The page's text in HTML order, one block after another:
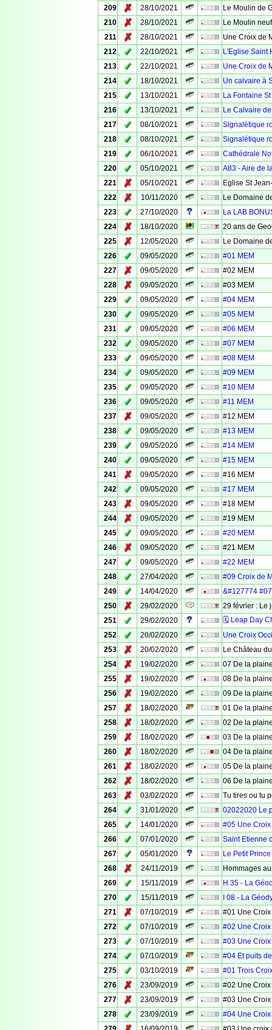
209
✗ 28/10/2021
Le Moulin de
210
✗ 28/10/2021
Le Moulin neuf
211
✗ 28/10/2021
Une Croix de
212
✓ 22/10/2021
L'Eglise Saint
213
✓ 22/10/2021
Une Croix de
214
✓ 18/10/2021
Un calvaire à
215
✓ 13/10/2021
La Fontaine
216
✓ 13/10/2021
Le Calvaire
217
✓ 08/10/2021
Signalétique
218
✓ 08/10/2021
Signalétique
219
✓ 06/10/2021
Cathédrale
220
✓ 05/10/2021
A83 - Aire de
221
✗ 05/10/2021
Eglise St
222
✗ 10/11/2020
Le Domaine
223
✓ 27/10/2020
La LAB
224
✗ 18/10/2020
20 ans de
225
✗ 12/05/2020
Le Domaine
226
✓ 09/05/2020
#01 MEM
227
✗ 09/05/2020
#02 MEM
228
✗ 09/05/2020
#03 MEM
229
✓ 09/05/2020
#04 MEM
230
✓ 09/05/2020
#05 MEM
231
✓ 09/05/2020
#06 MEM
232
✓ 09/05/2020
#07 MEM
233
✓ 09/05/2020
#08 MEM
234
✓ 09/05/2020
#09 MEM
235
✓ 09/05/2020
#10 MEM
236
✓ 09/05/2020
#11 MEM
237
✗ 09/05/2020
#12 MEM
238
✓ 09/05/2020
#13 MEM
239
✓ 09/05/2020
#14 MEM
240
✓ 09/05/2020
#15 MEM
241
✗ 09/05/2020
#16 MEM
242
✓ 09/05/2020
#17 MEM
243
✗ 09/05/2020
#18 MEM
244
✗ 09/05/2020
#19 MEM
245
✓ 09/05/2020
#20 MEM
246
✗ 09/05/2020
#21 MEM
247
✓ 09/05/2020
#22 MEM
248
✓ 27/04/2020
#09 Croix de
249
✓ 14/04/2020
&#127774
250
✗ 29/02/2020
29 février : Le
251
✓ 29/02/2020
🗓 Leap Day
252
✓ 20/02/2020
Une Croix
253
✗ 20/02/2020
Le Château
254
✗ 19/02/2020
07 De la
255
✗ 19/02/2020
08 De la
256
✗ 19/02/2020
09 De la
257
✗ 18/02/2020
01 De la
258
✗ 18/02/2020
02 De la
259
✗ 18/02/2020
03 De la
260
✗ 18/02/2020
04 De la
261
✗ 18/02/2020
05 De la
262
✗ 18/02/2020
06 De la
263
✗ 03/02/2020
Tu tires ou tu
264
✓ 31/01/2020
02022020 Le
265
✓ 14/01/2020
#05 Une Croix
266
✓ 07/01/2020
Saint Etienne
267
✓ 05/01/2020
Le Petit Prince
268
✗ 24/11/2019
Hommages
269
✓ 15/11/2019
H 35 - La
270
✓ 15/11/2019
I 08 - La
271
✗ 07/10/2019
#01 Une Croix
272
✓ 07/10/2019
#02 Une Croix
273
✓ 07/10/2019
#03 Une Croix
274
✓ 07/10/2019
#04 Et puits
275
✓ 03/10/2019
#01 Trois
276
✗ 23/09/2019
#02 Une
277
✗ 23/09/2019
#03 Une
278
✓ 23/09/2019
#04 Une